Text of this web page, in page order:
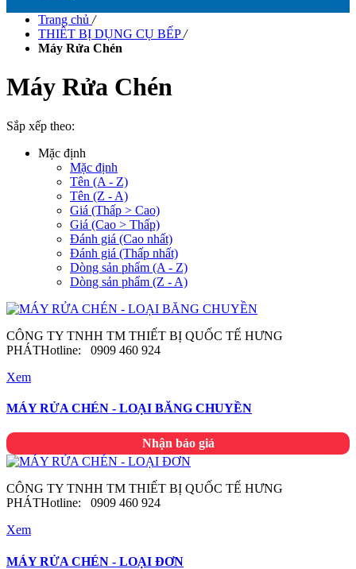
Trang chủ /
THIÊT BỊ DỤNG CỤ BẾP /
Máy Rửa Chén
Máy Rửa Chén
Sắp xếp theo:
Mặc định
Mặc định
Tên (A - Z)
Tên (Z - A)
Giá (Thấp > Cao)
Giá (Cao > Thấp)
Đánh giá (Cao nhất)
Đánh giá (Thấp nhất)
Dòng sản phẩm (A - Z)
Dòng sản phẩm (Z - A)
CÔNG TY TNHH TM THIẾT BỊ QUỐC TẾ HƯNG
PHÁTHotline: 0909 460 924
Xem
MÁY RỬA CHÉN - LOẠI BĂNG CHUYỀN
Nhận báo giá
CÔNG TY TNHH TM THIẾT BỊ QUỐC TẾ HƯNG
PHÁTHotline: 0909 460 924
Xem
MÁY RỬA CHÉN - LOẠI ĐƠN